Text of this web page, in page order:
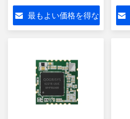
レス BLE QCA2066
最もよい価格を得な